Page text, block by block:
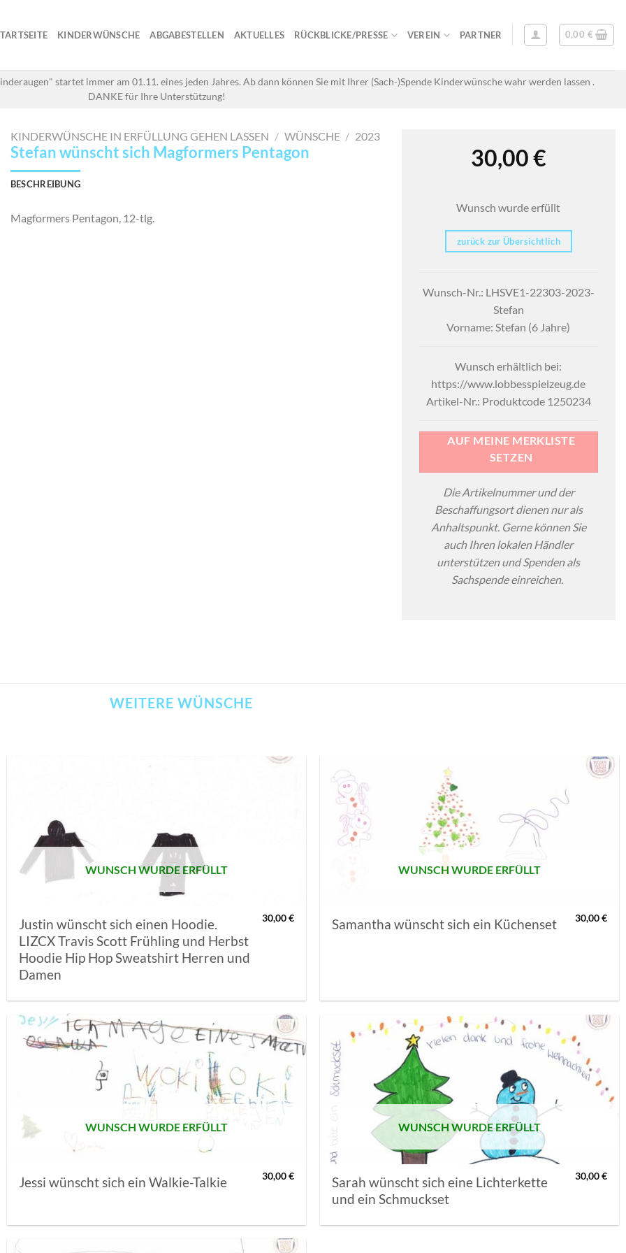
KINDERWÜNSCHE ABGABESTELLEN AKTUELLES RÜCKBLICKE/PRESSE VEREIN PARTNER 0,00 €
startet immer am 01.11. eines jeden Jahres. Ab dann können Sie mit Ihrer (Sach-)Spende Kinderwünsche wahr werden lassen .
DANKE für Ihre Unterstützung!
KINDERWÜNSCHE IN ERFÜLLUNG GEHEN LASSEN / WÜNSCHE / 2023
Stefan wünscht sich Magformers Pentagon
BESCHREIBUNG
Magformers Pentagon, 12-tlg.
30,00€
Wunsch wurde erfüllt
zurück zur Übersichtlich
Wunsch-Nr.: LHSVE1-22303-2023-
Stefan
Vorname: Stefan (6 Jahre)
Wunsch erhältlich bei:
https://www.lobbesspielzeug.de
Artikel-Nr.: Produktcode 1250234
AUF MEINE MERKLISTE
SETZEN
Die Artikelnummer und der
Beschaffungsort dienen nur als
Anhaltspunkt. Gerne können Sie
auch Ihren lokalen Händler
unterstützen und Spenden als
Sachspende einreichen.
WEITERE WÜNSCHE
WUNSCH WURDE ERFÜLLT
Justin wünscht sich einen Hoodie.
LIZCX Travis Scott Frühling und Herbst
Hoodie Hip Hop Sweatshirt Herren und
Damen
30,00€
AUF MEINE
MERKLISTE
WUNSCH WURDE ERFÜLLT
Samantha wünscht sich ein Küchenset 30,00€
MERKLISTE
SETZEN
WUNSCH WURDE ERFÜLLT
Jessi wünscht sich ein Walkie-Talkie 30,00€
AUF MEINE
MERKLISTE
SETZEN
WUNSCH WURDE ERFÜLLT
Sarah wünscht sich eine Lichterkette
und ein Schmuckset
30,00€